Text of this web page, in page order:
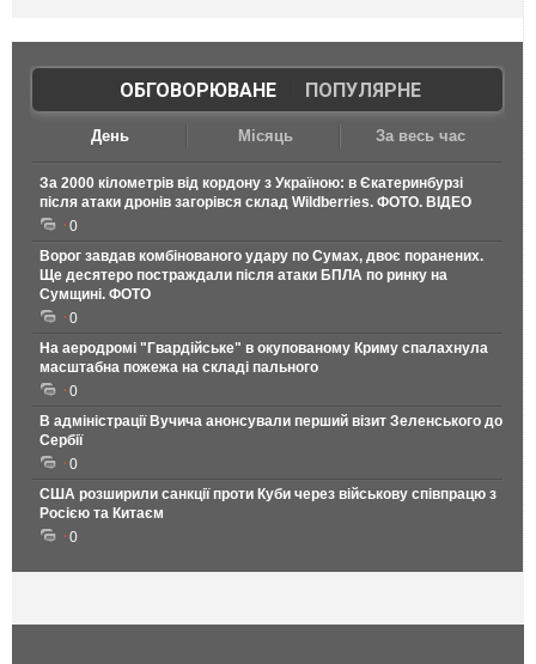
ОБГОВОРЮВАНЕ| ПОПУЛЯРНЕ
День Місяць За весь час
За 2000 кілометрів від кордону з Україною: в Єкатеринбурзі
після атаки дронів загорівся склад Wildberries. ФОТО. ВІДЕО
0
Ворог завдав комбінованого удару по Сумах, двоє поранених.
Ще десятеро постраждали після атаки БПЛА по ринку на
Сумщині. ФОТО
0
На аеродромі "Гвардійське" в окупованому Криму спалахнула
масштабна пожежа на складі пального
0
В адміністрації Вучича анонсували перший візит Зеленського до
Сербії
0
США розширили санкції проти Куби через військову співпрацю з
Росією та Китаєм
0